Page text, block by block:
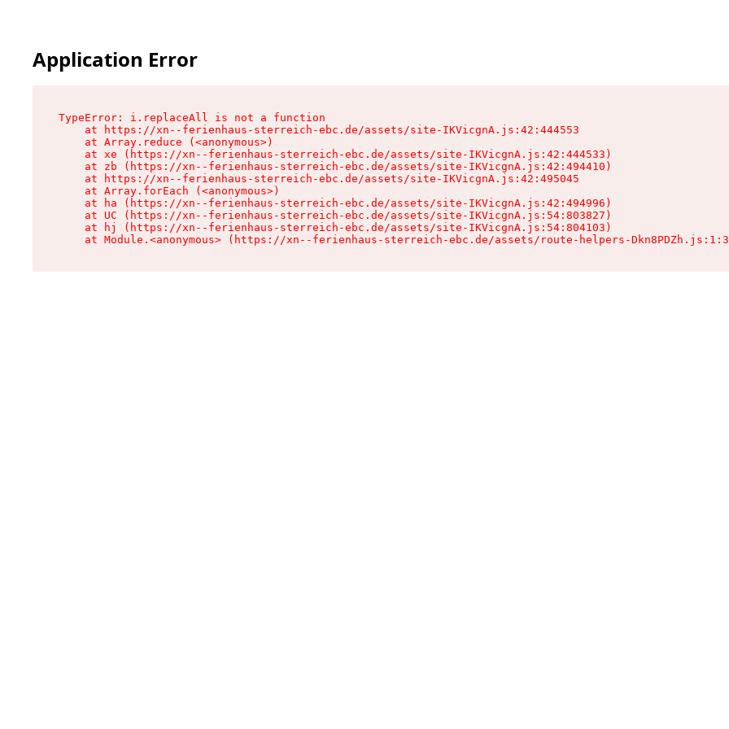
Application Error
TypeError: i.replaceAll is not a function
    at https://xn--ferienhaus-sterreich-ebc.de/assets/site-IKVicgnA.js:42:444553
    at Array.reduce (<anonymous>)
    at xe (https://xn--ferienhaus-sterreich-ebc.de/assets/site-IKVicgnA.js:42:444533)
    at zb (https://xn--ferienhaus-sterreich-ebc.de/assets/site-IKVicgnA.js:42:494410)
    at https://xn--ferienhaus-sterreich-ebc.de/assets/site-IKVicgnA.js:42:495045
    at Array.forEach (<anonymous>)
    at ha (https://xn--ferienhaus-sterreich-ebc.de/assets/site-IKVicgnA.js:42:494996)
    at UC (https://xn--ferienhaus-sterreich-ebc.de/assets/site-IKVicgnA.js:54:803827)
    at hj (https://xn--ferienhaus-sterreich-ebc.de/assets/site-IKVicgnA.js:54:804103)
at Module.<anonymous> (https://xn--ferienhaus-sterreich-ebc.de/assets/route-helpers-